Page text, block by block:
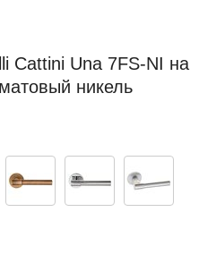
Cattini Una 7FS-NI на
никель